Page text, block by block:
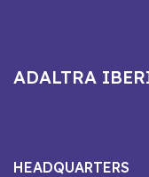
ADALTRA
HEADQUARTERS